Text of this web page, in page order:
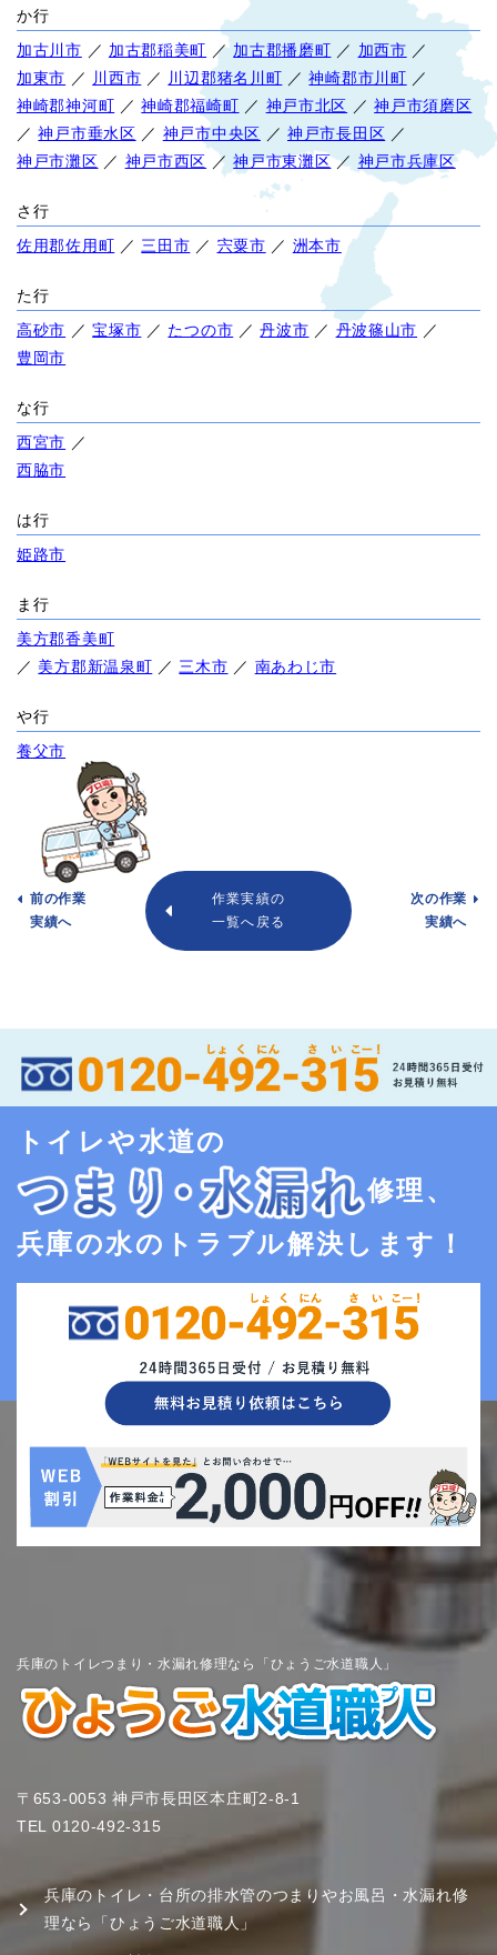
か行
加古川市 ／ 加古郡稲美町 ／ 加古郡播磨町 ／ 加西市 ／
加東市 ／ 川西市 ／ 川辺郡猪名川町 ／神崎郡市川町 ／
神崎郡神河町 ／神崎郡福崎町 ／ 神戸市北区 ／神戸市須磨区
／神戸市垂水区 ／ 神戸市中央区 ／神戸市長田区 ／
神戸市灘区 ／ 神戸市西区 ／神戸市東灘区／ 神戸市兵庫区
さ行
佐用郡佐用町 ／ 三田市 ／ 宍粟市 ／ 洲本市
た行
高砂市 ／宝塚市 ／ たつの市 ／丹波市 ／ 丹波篠山市 ／
豊岡市
な行
西宮市 ／
西脇市
は行
姫路市
ま行
美方郡香美町
／ 美方郡新温泉町 ／ 三木市 ／ 南あわじ市
や行
養父市
前の作業
実績へ
作業実績の
一覧へ戻る
次の作業
実績へ
トイレや水道の
修理、
兵庫の水のトラブル解決します！
兵庫のトイレつまり・水漏れ修理なら「ひょうご水道職人」
〒653-0053 神戸市長田区本庄町2-8-1
TEL 0120-492-315
兵庫のトイレ・台所の排水管のつまりやお風呂・水漏れ修
理なら「ひょうご水道職人」